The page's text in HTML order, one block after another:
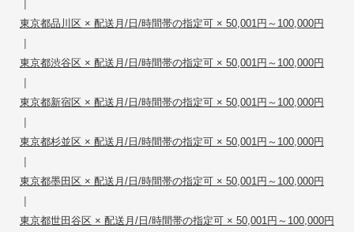
|
東京都品川区 × 配送月/日/時間帯の指定可 × 50,001円～100,000円
|
東京都渋谷区 × 配送月/日/時間帯の指定可 × 50,001円～100,000円
|
東京都新宿区 × 配送月/日/時間帯の指定可 × 50,001円～100,000円
|
東京都杉並区 × 配送月/日/時間帯の指定可 × 50,001円～100,000円
|
東京都墨田区 × 配送月/日/時間帯の指定可 × 50,001円～100,000円
|
東京都世田谷区 × 配送月/日/時間帯の指定可 × 50,001円～100,000円